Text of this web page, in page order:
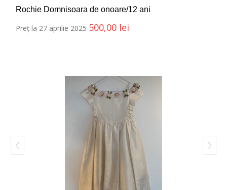
Rochie Domnisoara de onoare/12 ani
Preț la 27 aprilie 2025 500,00 lei